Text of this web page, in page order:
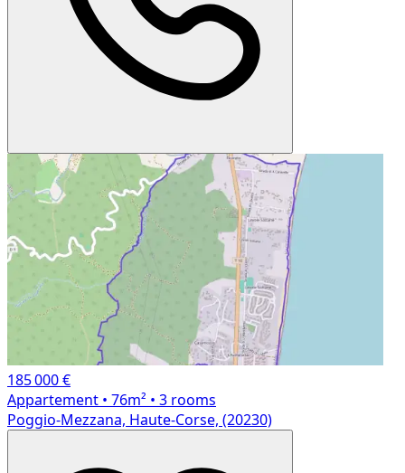
185 000 €
Appartement • 76m² • 3 rooms
Poggio-Mezzana, Haute-Corse, (20230)